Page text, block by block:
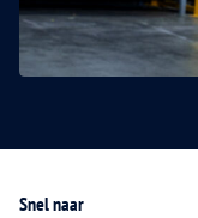
Snel naar